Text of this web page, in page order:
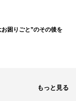
困りごと”のその後を
もっと見る